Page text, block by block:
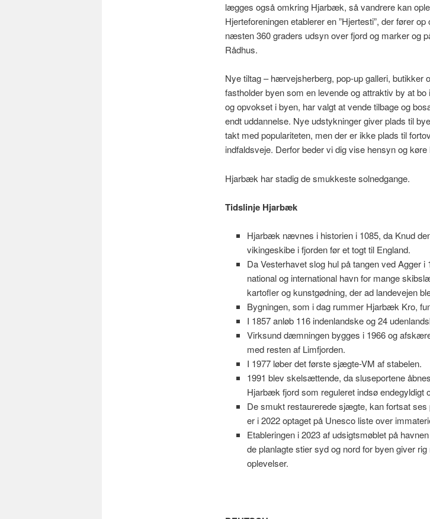
lægges også omkring Hjarbæk, så vandrere kan
Hjerteforeningen etablerer en ”Hjertesti”, der fører
næsten 360 graders udsyn over fjord og marker og
Rådhus.
Nye tiltag – hærvejsherberg, pop-up galleri, butikker
fastholder byen som en levende og attraktiv by at
og opvokset i byen, har valgt at vende tilbage og
endt uddannelse. Nye udstykninger giver plads til
takt med populariteten, men der er ikke plads til
indfaldsveje. Derfor beder vi dig vise hensyn og
Hjarbæk har stadig de smukkeste solnedgange.
Tidslinje Hjarbæk
Hjarbæk nævnes i historien i 1085, da Knud
vikingeskibe i fjorden før et togt til England.
Da Vesterhavet slog hul på tangen ved Agger
national og international havn for mange
kartofler og kunstgødning, der ad landevejen
Bygningen, som i dag rummer Hjarbæk Kro,
I 1857 anløb 116 indenlandske og 24
Virksund dæmningen bygges i 1966 og
med resten af Limfjorden.
I 1977 løber det første sjægte-VM af stabelen.
1991 blev skelsættende, da sluseportene
Hjarbæk fjord som reguleret indsø endegyldigt
De smukt restaurerede sjægte, kan fortsat
er i 2022 optaget på Unesco liste over
Etableringen i 2023 af udsigtsmøblet på
de planlagte stier syd og nord for byen giver
oplevelser.